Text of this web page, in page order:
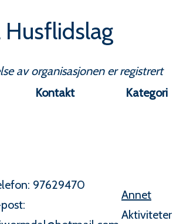
av organisasjonen er registrert
Kontakt
Kategori
97629470
Annet
Aktiviteter